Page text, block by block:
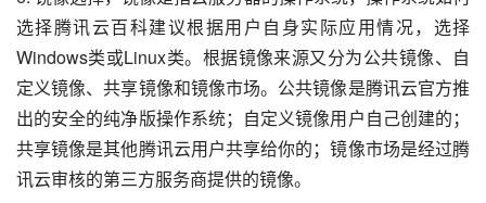
选择腾讯云百科建议根据用户自身实际应用情况，选择
Windows类或Linux类。根据镜像来源又分为公共镜像、自
定义镜像、共享镜像和镜像市场。公共镜像是腾讯云官方推
出的安全的纯净版操作系统；自定义镜像用户自己创建的；
共享镜像是其他腾讯云用户共享给你的；镜像市场是经过腾
讯云审核的第三方服务商提供的镜像。